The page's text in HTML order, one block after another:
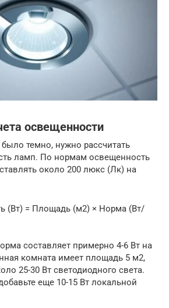
освещенности
темно, нужно рассчитать
ламп. По нормам освещенность
около 200 люкс (Лк) на
(Вт) = Площадь (м2) × Норма (Вт/
составляет примерно 4-6 Вт на
комната имеет площадь 5 м2,
25-30 Вт светодиодного света.
еще 10-15 Вт локальной